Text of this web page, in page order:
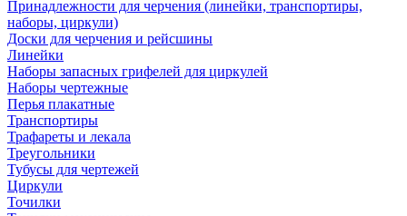
Принадлежности для черчения (линейки, транспортиры,
наборы, циркули)
Доски для черчения и рейсшины
Линейки
Наборы запасных грифелей для циркулей
Наборы чертежные
Перья плакатные
Транспортиры
Трафареты и лекала
Треугольники
Тубусы для чертежей
Циркули
Точилки